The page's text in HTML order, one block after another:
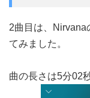
2曲目は、Nirvana
てみました。
曲の長さは5分02